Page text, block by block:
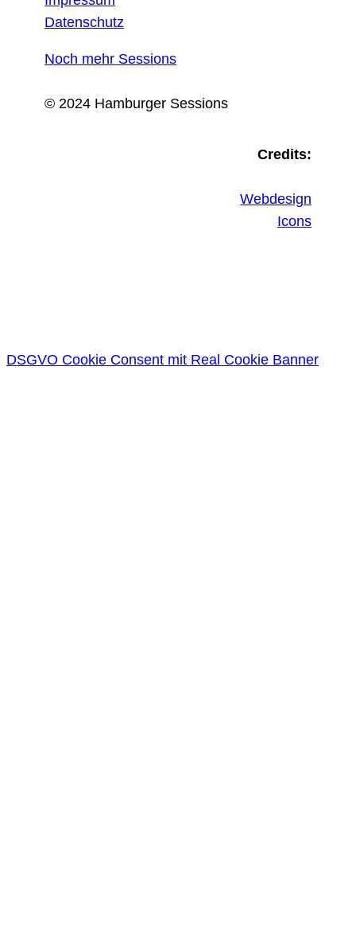
Datenschutz
Noch mehr Sessions
© 2024 Hamburger Sessions
Credits:
Webdesign
Icons
DSGVO Cookie Consent mit Real Cookie Banner